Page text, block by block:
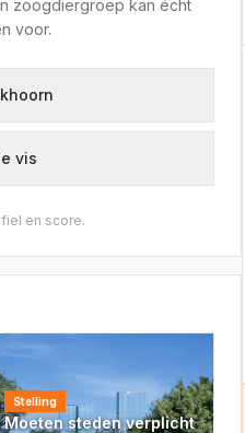
zoogdiergroep kan écht
voor.
vis
en score.
Stelling
Moeten steden verplicht